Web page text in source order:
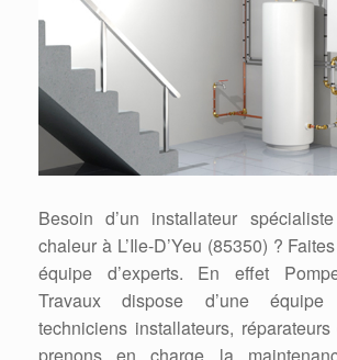
Besoin d’un installateur
chaleur à L’Ile-D’Yeu (85350) ?
équipe d’experts. En effet
Travaux dispose d’une
techniciens installateurs,
prenons en charge la